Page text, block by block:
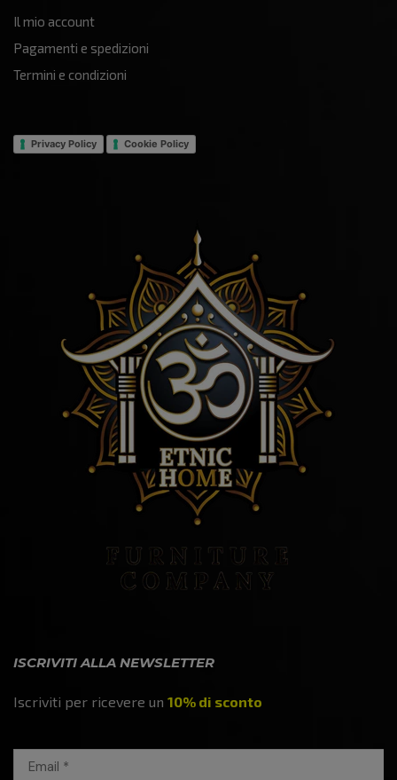
Il mio account
Pagamenti e spedizioni
Termini e condizioni
Privacy Policy Cookie Policy
ISCRIVITI ALLA NEWSLETTER
Iscriviti per ricevere un 10% di sconto